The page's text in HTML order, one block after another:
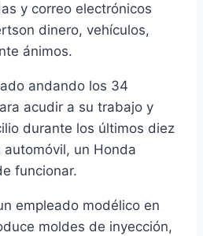
y correo electrónicos
dinero, vehículos,
ánimos.
andando los 34
acudir a su trabajo y
durante los últimos diez
un Honda
funcionar.
empleado modélico en
moldes de inyección,